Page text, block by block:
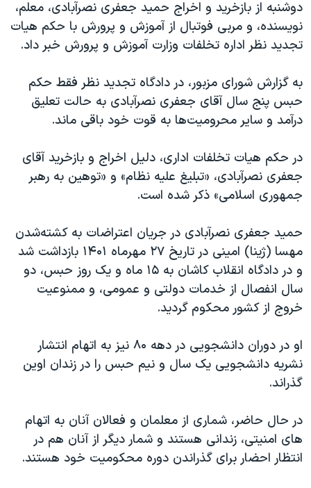
دوشنبه از بازخرید و اخراج حمید جعفری نصرآبادی، معلم،
نویسنده، و مربی فوتبال از آموزش و پرورش با حکم هیات
تجدید نظر اداره تخلفات وزارت آموزش و پرورش خبر داد.
به گزارش شورای مزبور، در دادگاه تجدید نظر فقط حکم
حبس پنج سال آقای جعفری نصرآبادی به حالت تعلیق
درآمد و سایر محرومیت‌ها به قوت خود باقی ماند.
در حکم هیات تخلفات اداری، دلیل اخراج و بازخرید آقای
جعفری نصرآبادی، «تبلیغ علیه نظام» و «توهین به رهبر
جمهوری اسلامی» ذکر شده است.
حمید جعفری نصرآبادی در جریان اعتراضات به کشته‌شدن
مهسا (ژینا) امینی در تاریخ ۲۷ مهرماه ۱۴۰۱ بازداشت شد
و در دادگاه انقلاب کاشان به ۱۵ ماه و یک روز حبس، دو
سال انفصال از خدمات دولتی و عمومی، و ممنوعیت
خروج از کشور محکوم گردید.
او در دوران دانشجویی در دهه ۸۰ نیز به اتهام انتشار
نشریه دانشجویی یک سال و نیم حبس را در زندان اوین
گذراند.
در حال حاضر، شماری از معلمان و فعالان آنان به اتهام
های امنیتی، زندانی هستند و شمار دیگر از آنان هم در
انتظار احضار برای گذراندن دوره محکومیت خود هستند.